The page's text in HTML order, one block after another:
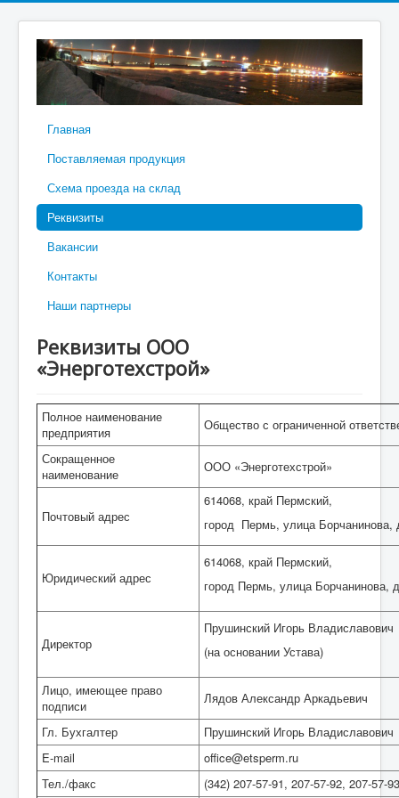
Главная
Поставляемая продукция
Схема проезда на склад
Реквизиты
Вакансии
Контакты
Наши партнеры
Реквизиты ООО
«Энерготехстрой»
Полное наименование
предприятия
Общество с ограниченной
Сокращенное
наименование
ООО «Энерготехстрой»
Почтовый адрес
614068, край Пермский,
город Пермь, улица Борчанинова,
Юридический адрес
614068, край Пермский,
город Пермь, улица Борчанинова,
Директор
Прушинский Игорь Владиславович
(на основании Устава)
Лицо, имеющее право
подписи
Лядов Александр Аркадьевич
Гл. Бухгалтер
Прушинский Игорь Владиславович
E-mail office@etsperm.ru
Тел./факс
(342) 207-57-91, 207-57-92, 207-57-93